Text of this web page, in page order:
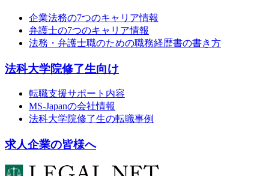
企業法務の7つのキャリア情報
弁護士の7つのキャリア情報
法務・弁護士職のための職務経歴書の書き方
法科大学院修了生向け
転職支援サポート内容
MS-Japanの会社情報
法科大学院修了生の転職事例
求人企業の皆様へ